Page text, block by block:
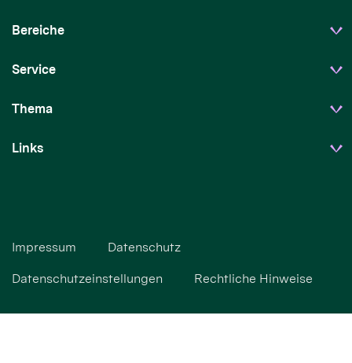
Bereiche
Service
Thema
Links
Impressum Datenschutz
Datenschutzeinstellungen Rechtliche Hinweise